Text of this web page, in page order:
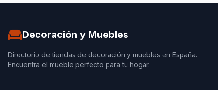
Decoración y Muebles
Directorio de tiendas de decoración y muebles en España.
Encuentra el mueble perfecto para tu hogar.